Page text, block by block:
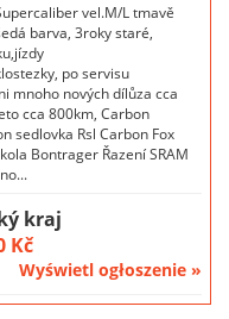
vel.M/L tmavě
barva, 3roky staré,
po servisu
mnoho nových dílůza cca
cca 800km, Carbon
sedlovka Rsl Carbon Fox
Bontrager Řazení SRAM
kraj
Kč
Wyświetl ogłoszenie »